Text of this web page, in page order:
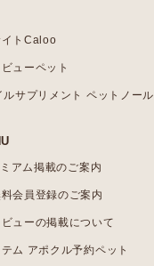
イトCaloo
ューペット
サプリメント ペットノール
アム掲載のご案内
会員登録のご案内
ューの掲載について
ム アポクル予約ペット